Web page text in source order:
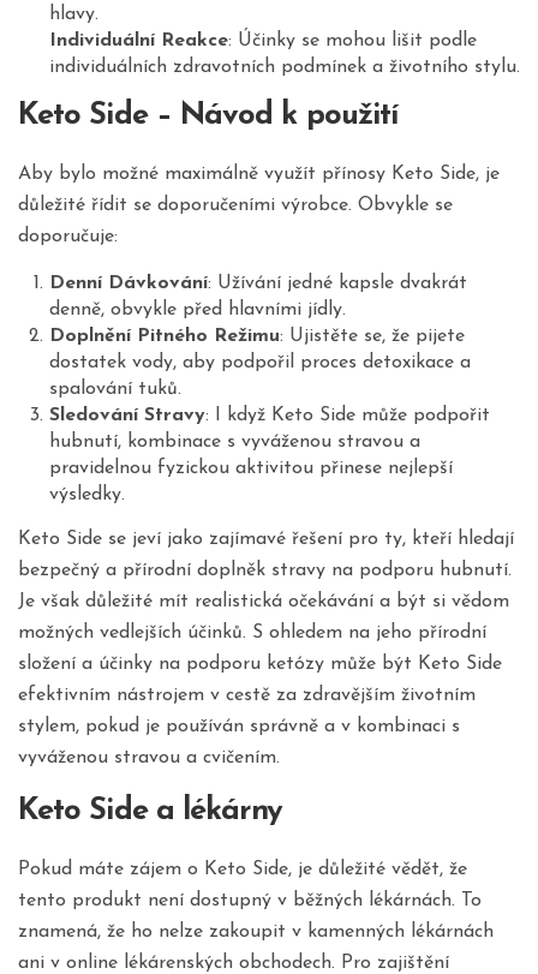
hlavy.
Individuální Reakce: Účinky se mohou lišit podle
individuálních zdravotních podmínek a životního stylu.
Keto Side – Návod k použití
Aby bylo možné maximálně využít přínosy Keto Side, je
důležité řídit se doporučeními výrobce. Obvykle se
doporučuje:
Denní Dávkování: Užívání jedné kapsle dvakrát
denně, obvykle před hlavními jídly.
Doplnění Pitného Režimu: Ujistěte se, že pijete
dostatek vody, aby podpořil proces detoxikace a
spalování tuků.
Sledování Stravy: I když Keto Side může podpořit
hubnutí, kombinace s vyváženou stravou a
pravidelnou fyzickou aktivitou přinese nejlepší
výsledky.
Keto Side se jeví jako zajímavé řešení pro ty, kteří hledají
bezpečný a přírodní doplněk stravy na podporu hubnutí.
Je však důležité mít realistická očekávání a být si vědom
možných vedlejších účinků. S ohledem na jeho přírodní
složení a účinky na podporu ketózy může být Keto Side
efektivním nástrojem v cestě za zdravějším životním
stylem, pokud je používán správně a v kombinaci s
vyváženou stravou a cvičením.
Keto Side a lékárny
Pokud máte zájem o Keto Side, je důležité vědět, že
tento produkt není dostupný v běžných lékárnách. To
znamená, že ho nelze zakoupit v kamenných lékárnách
ani v online lékárenských obchodech. Pro zajištění